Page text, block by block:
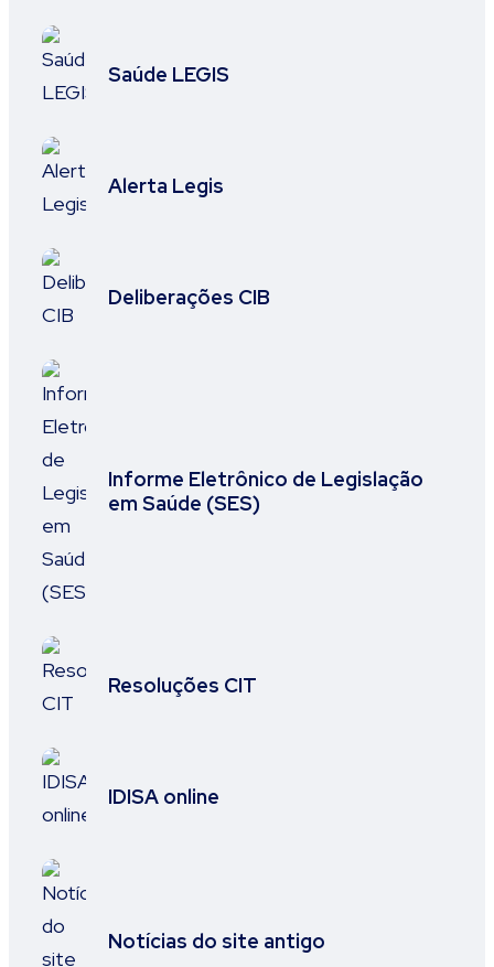
Saúde LEGIS
Alerta Legis
Deliberações CIB
Informe Eletrônico de Legislação
em Saúde (SES)
Resoluções CIT
IDISA online
Notícias do site antigo